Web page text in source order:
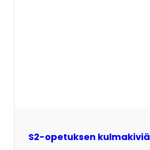
S2-opetuksen kulmakiviä